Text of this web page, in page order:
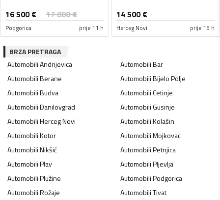
16 500€ 17 800€
Podgorica prije 11 h
14 500€
Herceg Novi prije 15 h
BRZA PRETRAGA
AutomobiliAndrijevica AutomobiliBar
AutomobiliBerane AutomobiliBijelo Polje
AutomobiliBudva AutomobiliCetinje
AutomobiliDanilovgrad AutomobiliGusinje
AutomobiliHerceg Novi AutomobiliKolašin
AutomobiliKotor AutomobiliMojkovac
AutomobiliNikšić AutomobiliPetnjica
AutomobiliPlav AutomobiliPljevlja
AutomobiliPlužine AutomobiliPodgorica
AutomobiliRožaje AutomobiliTivat